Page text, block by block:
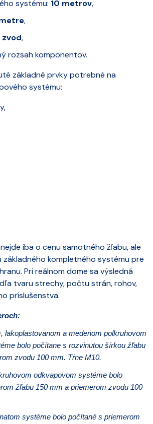
systému: 10 metrov,
,
zvod,
rozsah komponentov.
základné prvky potrebné na
systému:
iba o cenu samotného žľabu, ale
kompletného systému pre
Pri reálnom dome sa výsledná
tvaru strechy, počtu strán, rohov,
príslušenstva.
lakoplastovanom a medenom polkruhovom
bolo počítane s rozvinutou šírkou žľabu
zvodu 100 mm. Tŕne M10.
odkvapovom systéme bolo
žľabu 150 mm a priemerom zvodu 100
systéme bolo počítané s priemerom